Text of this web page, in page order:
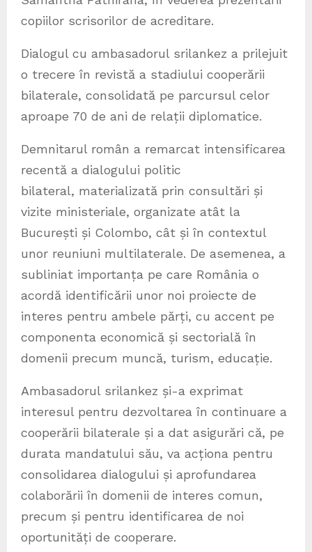
copiilor scrisorilor de acreditare.
Dialogul cu ambasadorul srilankez a prilejuit
o trecere în revistă a stadiului cooperării
bilaterale, consolidată pe parcursul celor
aproape 70 de ani de relații diplomatice.
Demnitarul român a remarcat intensificarea
recentă a dialogului politic
bilateral, materializată prin consultări și
vizite ministeriale, organizate atât la
București și Colombo, cât și în contextul
unor reuniuni multilaterale. De asemenea, a
subliniat importanța pe care România o
acordă identificării unor noi proiecte de
interes pentru ambele părți, cu accent pe
componenta economică și sectorială în
domenii precum muncă, turism, educație.
Ambasadorul srilankez și-a exprimat
interesul pentru dezvoltarea în continuare a
cooperării bilaterale și a dat asigurări că, pe
durata mandatului său, va acționa pentru
consolidarea dialogului și aprofundarea
colaborării în domenii de interes comun,
precum și pentru identificarea de noi
oportunități de cooperare.